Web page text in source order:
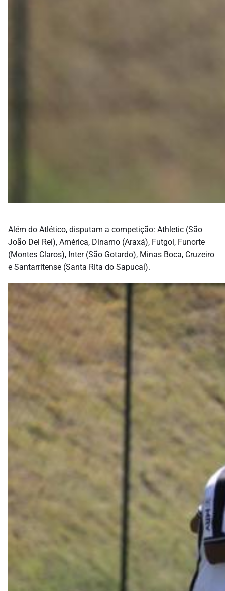
Além do Atlético, disputam a competição: Athletic (São
João Del Rei), América, Dinamo (Araxá), Futgol, Funorte
(Montes Claros), Inter (São Gotardo), Minas Boca, Cruzeiro
e Santarritense (Santa Rita do Sapucaí).